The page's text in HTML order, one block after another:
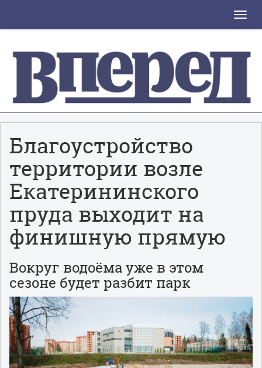
Toggle
Благоустройство
территории возле
Екатерининского
пруда выходит на
финишную прямую
Вокруг водоёма уже в этом
сезоне будет разбит парк